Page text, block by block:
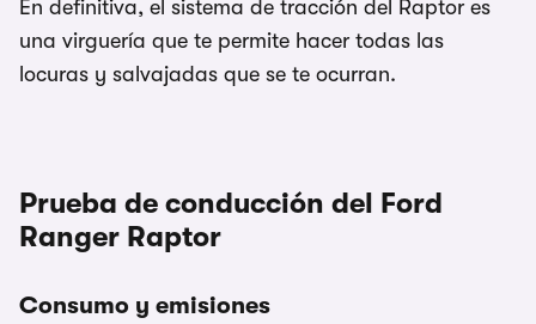
En definitiva, el sistema de tracción del Raptor es
una virguería que te permite hacer todas las
locuras y salvajadas que se te ocurran.
Prueba de conducción del Ford
Ranger Raptor
Consumo y emisiones